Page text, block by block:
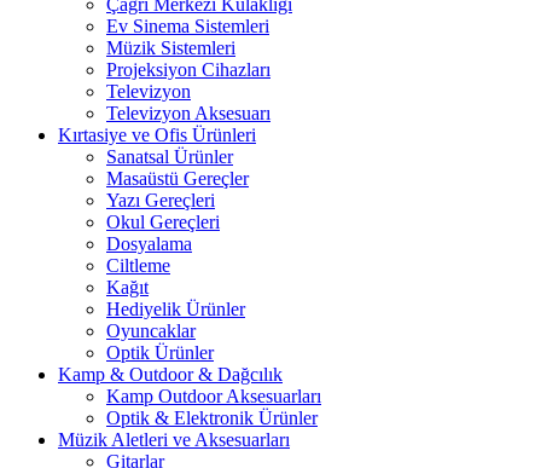
Çağrı Merkezi Kulaklığı
Ev Sinema Sistemleri
Müzik Sistemleri
Projeksiyon Cihazları
Televizyon
Televizyon Aksesuarı
Kırtasiye ve Ofis Ürünleri
Sanatsal Ürünler
Masaüstü Gereçler
Yazı Gereçleri
Okul Gereçleri
Dosyalama
Ciltleme
Kağıt
Hediyelik Ürünler
Oyuncaklar
Optik Ürünler
Kamp & Outdoor & Dağcılık
Kamp Outdoor Aksesuarları
Optik & Elektronik Ürünler
Müzik Aletleri ve Aksesuarları
Gitarlar